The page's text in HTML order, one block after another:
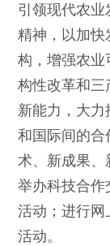
引领现代农业
精神，以加快
构，增强农业
构性改革和三
新能力，大力
和国际间的合
术、新成果、
举办科技合作
活动；进行网
活动。